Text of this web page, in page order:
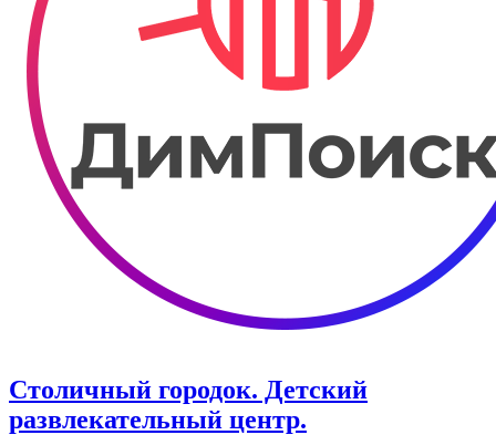
Столичный городок. ​Детский
развлекательный центр.